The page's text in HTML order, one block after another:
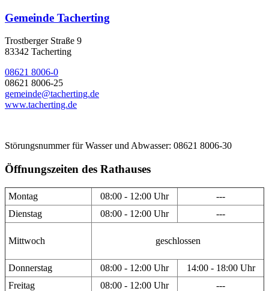
Gemeinde Tacherting
Trostberger Straße 9
83342 Tacherting
08621 8006-0
08621 8006-25
gemeinde@tacherting.de
www.tacherting.de
Störungsnummer für Wasser und Abwasser: 08621 8006-30
Öffnungszeiten des Rathauses
Montag 08:00 - 12:00 Uhr
---
Dienstag
08:00 - 12:00 Uhr ---
Mittwoch geschlossen
Donnerstag 08:00 - 12:00 Uhr
14:00 - 18:00 Uhr
Freitag
08:00 - 12:00 Uhr ---